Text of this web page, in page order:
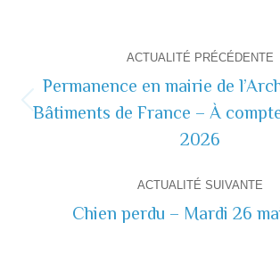
de
commentaire
ACTUALITÉ PRÉCÉDENTE
Actualité
précédente
Permanence en mairie de
Bâtiments de France – À
2026
ACTUALITÉ SUIVANTE
Actualité
Chien perdu – Mardi 26